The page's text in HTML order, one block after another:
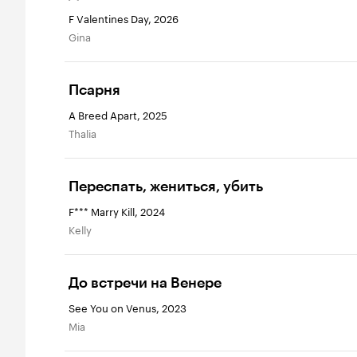
F Valentines Day, 2026
Gina
Псарня
A Breed Apart, 2025
Thalia
Переспать, жениться, убить
F*** Marry Kill, 2024
Kelly
До встречи на Венере
See You on Venus, 2023
Mia